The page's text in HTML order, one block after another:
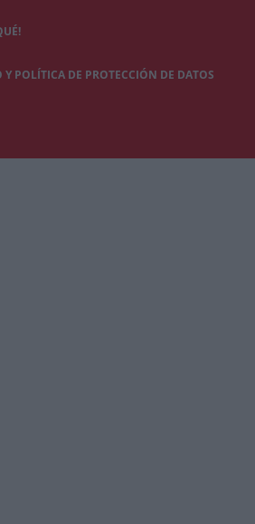
POLÍTICA DE PROTECCIÓN DE DATOS